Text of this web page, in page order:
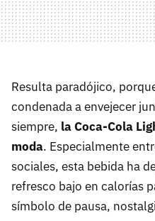
Resulta paradójico,
condenada a envejecer
siempre, la Coca-Cola
moda. Especialmente
sociales, esta bebida ha
refresco bajo en calorías
símbolo de pausa,